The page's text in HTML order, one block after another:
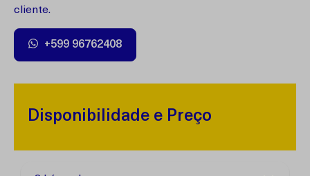
cliente.
+599 96762408
Disponibilidade e Preço